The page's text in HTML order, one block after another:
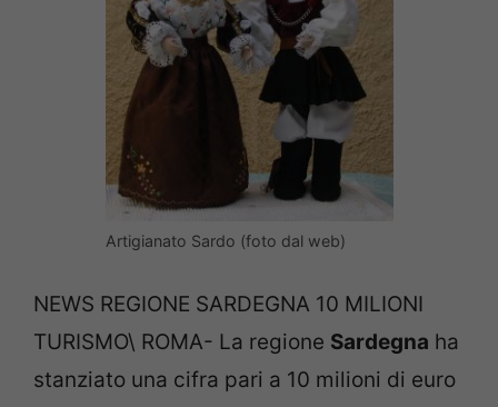
Artigianato Sardo (foto dal web)
NEWS REGIONE SARDEGNA 10 MILIONI
TURISMO\ ROMA- La regione Sardegna ha
stanziato una cifra pari a 10 milioni di euro